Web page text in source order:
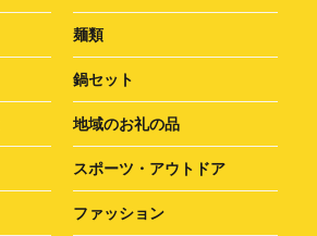
麺類
鍋セット
地域のお礼の品
スポーツ・アウトドア
ファッション